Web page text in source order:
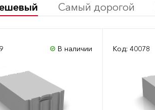
Самый дорогой
В наличии Код: 40078